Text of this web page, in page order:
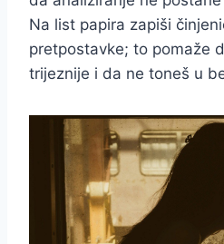
Na list papira zapiši
pretpostavke; to pomaže
trijeznije i da ne toneš u